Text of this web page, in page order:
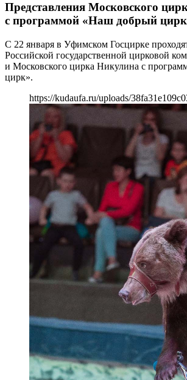
Представления Московского
с программой «Наш добрый
С 22 января в Уфимском Госцирке
Российской государственной цирковой
и Московского цирка Никулина с
цирк».
https://kudaufa.ru/uploads/